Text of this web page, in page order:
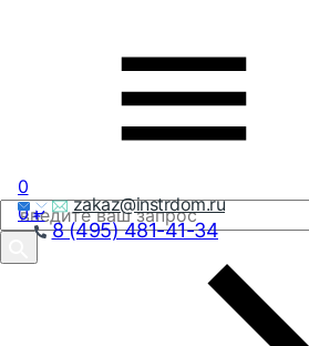
zakaz@instrdom.ru
8 (495) 481-41-34
0
0₽